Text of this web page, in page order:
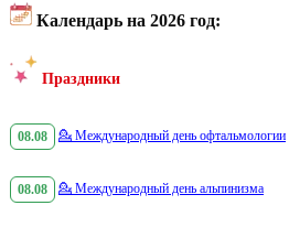
Календарь на 2026 год:
Праздники
08.08 💁 Международный день офтальмологии
08.08 💁 Международный день альпинизма